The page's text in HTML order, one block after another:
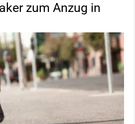
zum Anzug in